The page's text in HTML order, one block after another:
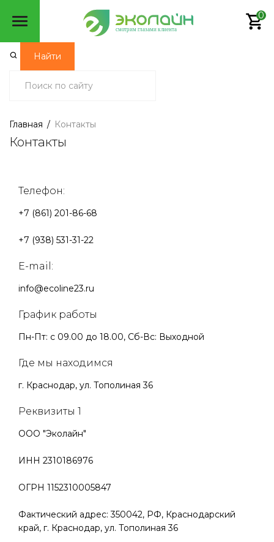
смотрим глазами клиента
0
Найти
Главная / Контакты
Контакты
Телефон:
+7 (861) 201-86-68
+7 (938) 531-31-22
E-mail:
info@ecoline23.ru
График работы
Пн-Пт: с 09.00 до 18.00, Сб-Вс: Выходной
Где мы находимся
г. Краснодар, ул. Тополиная 36
Реквизиты 1
ООО "Эколайн"
ИНН 2310186976
ОГРН 1152310005847
Фактический адрес: 350042, РФ, Краснодарский
край, г. Краснодар, ул. Тополиная 36